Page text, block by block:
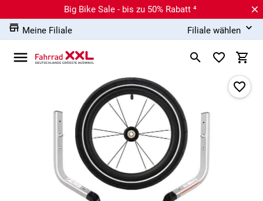
Big Bike Sale - bis zu 50% Rabatt ⁴
Meine Filiale
Filiale wählen